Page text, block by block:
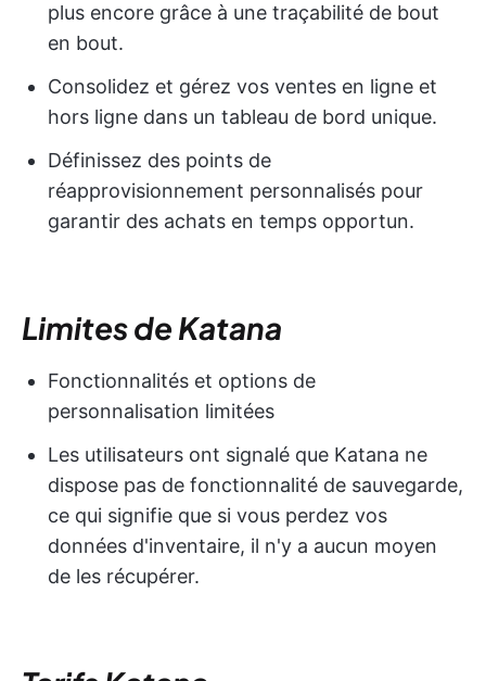
plus encore grâce à une traçabilité de bout
en bout.
Consolidez et gérez vos ventes en ligne et
hors ligne dans un tableau de bord unique.
Définissez des points de
réapprovisionnement personnalisés pour
garantir des achats en temps opportun.
Limites de Katana
Fonctionnalités et options de
personnalisation limitées
Les utilisateurs ont signalé que Katana ne
dispose pas de fonctionnalité de sauvegarde,
ce qui signifie que si vous perdez vos
données d'inventaire, il n'y a aucun moyen
de les récupérer.